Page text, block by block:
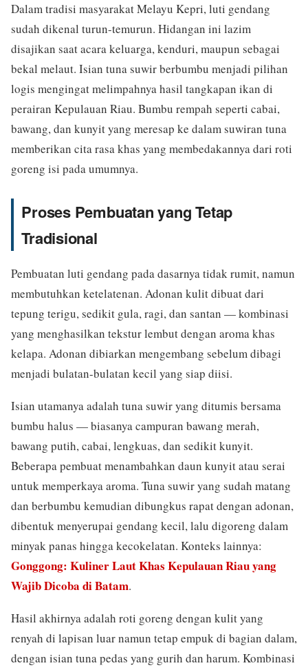
Dalam tradisi masyarakat Melayu Kepri, luti gendang
sudah dikenal turun-temurun. Hidangan ini lazim
disajikan saat acara keluarga, kenduri, maupun sebagai
bekal melaut. Isian tuna suwir berbumbu menjadi pilihan
logis mengingat melimpahnya hasil tangkapan ikan di
perairan Kepulauan Riau. Bumbu rempah seperti cabai,
bawang, dan kunyit yang meresap ke dalam suwiran tuna
memberikan cita rasa khas yang membedakannya dari roti
goreng isi pada umumnya.
Proses Pembuatan yang Tetap
Tradisional
Pembuatan luti gendang pada dasarnya tidak rumit, namun
membutuhkan ketelatenan. Adonan kulit dibuat dari
tepung terigu, sedikit gula, ragi, dan santan — kombinasi
yang menghasilkan tekstur lembut dengan aroma khas
kelapa. Adonan dibiarkan mengembang sebelum dibagi
menjadi bulatan-bulatan kecil yang siap diisi.
Isian utamanya adalah tuna suwir yang ditumis bersama
bumbu halus — biasanya campuran bawang merah,
bawang putih, cabai, lengkuas, dan sedikit kunyit.
Beberapa pembuat menambahkan daun kunyit atau serai
untuk memperkaya aroma. Tuna suwir yang sudah matang
dan berbumbu kemudian dibungkus rapat dengan adonan,
dibentuk menyerupai gendang kecil, lalu digoreng dalam
minyak panas hingga kecokelatan. Konteks lainnya:
Gonggong: Kuliner Laut Khas Kepulauan Riau yang
Wajib Dicoba di Batam.
Hasil akhirnya adalah roti goreng dengan kulit yang
renyah di lapisan luar namun tetap empuk di bagian dalam,
dengan isian tuna pedas yang gurih dan harum. Kombinasi